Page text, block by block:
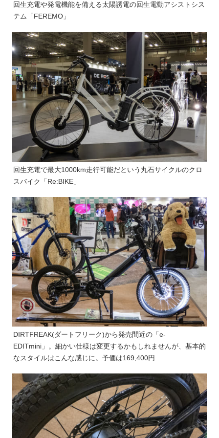
回生充電や発電機能を備える太陽誘電の回生電動アシストシス
テム「FEREMO」
回生充電で最大1000km走行可能だという丸石サイクルのクロ
スバイク「Re:BIKE」
DIRTFREAK(ダートフリーク)から発売間近の「e-
EDITmini」。細かい仕様は変更するかもしれませんが、基本的
なスタイルはこんな感じに。予価は169,400円